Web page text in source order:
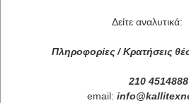
Δείτε αναλυτικά:
Πληροφορίες / Κρατήσεις
210 4514888
email: info@